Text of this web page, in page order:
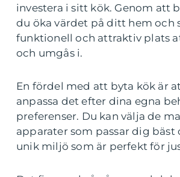
investera i sitt kök. Genom att
du öka värdet på ditt hem och
funktionell och attraktiv plats
och umgås i.
En fördel med att byta kök är
anpassa det efter dina egna
preferenser. Du kan välja de
apparater som passar dig bäst
unik miljö som är perfekt för